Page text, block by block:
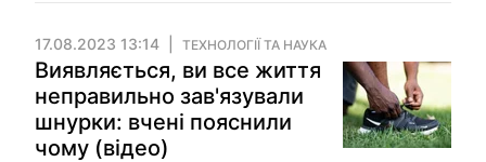
17.08.2023 13:14 ТЕХНОЛОГІЇ ТА НАУКА
Виявляється, ви все життя
неправильно зав'язували
шнурки: вчені пояснили
чому (відео)